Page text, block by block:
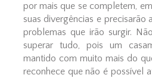
por mais que se completem,
suas divergências e precisarão
problemas que irão surgir.
superar tudo, pois um
mantido com muito mais do
reconhece que não é possível